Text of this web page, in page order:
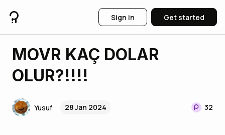
Sign in Get started
MOVR KAÇ DOLAR
OLUR?!!!!
Yusuf 28 Jan 2024 32